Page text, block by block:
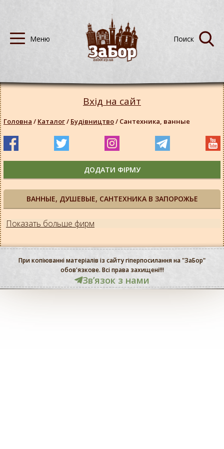
ВАННЫЕ, ДУШЕВЫЕ, САНТЕХНИКА В ЗАПОРОЖЬЕ
Показать больше фирм
Вхід на сайт
Головна / Каталог/ Будівництво/ Сантехника, ванные
ДОДАТИ ФІРМУ
При копіюванні матеріалів із сайту гіперпосилання на "ЗаБор"
обов'язкове. Всі права захищені!!!
Звʼязок з нами